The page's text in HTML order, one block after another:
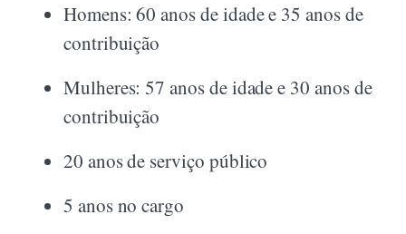
Homens: 60 anos de idade e 35 anos de
contribuição
Mulheres: 57 anos de idade e 30 anos de
contribuição
20 anos de serviço público
5 anos no cargo